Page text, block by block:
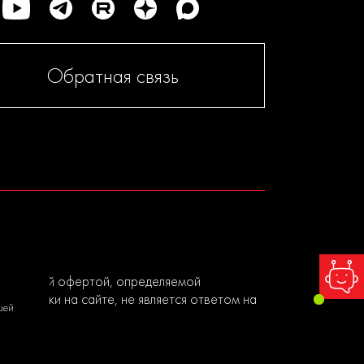
Обратная связь
офертой, определяемой
на сайте, не является ответом на